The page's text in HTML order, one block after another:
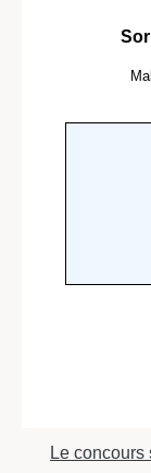
Le